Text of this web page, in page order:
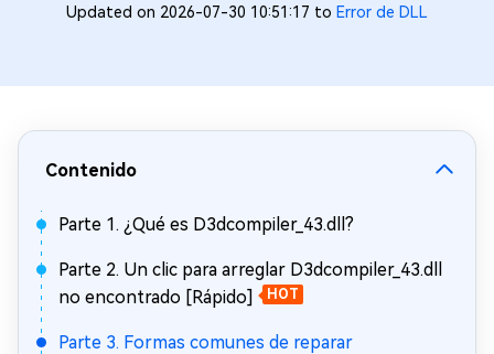
Updated on 2026-07-30 10:51:17 to Error de DLL
Contenido
Parte 1. ¿Qué es D3dcompiler_43.dll?
Parte 2. Un clic para arreglar D3dcompiler_43.dll
no encontrado [Rápido]
HOT
Parte 3. Formas comunes de reparar